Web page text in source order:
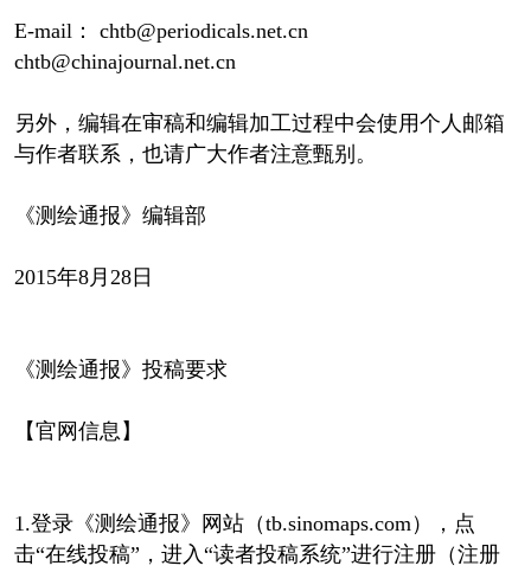
E-mail： chtb@periodicals.net.cn
chtb@chinajournal.net.cn
另外，编辑在审稿和编辑加工过程中会使用个人邮箱
与作者联系，也请广大作者注意甄别。
《测绘通报》编辑部
2015年8月28日
《测绘通报》投稿要求
【官网信息】
1.登录《测绘通报》网站（tb.sinomaps.com），点
击“在线投稿”，进入“读者投稿系统”进行注册（注册